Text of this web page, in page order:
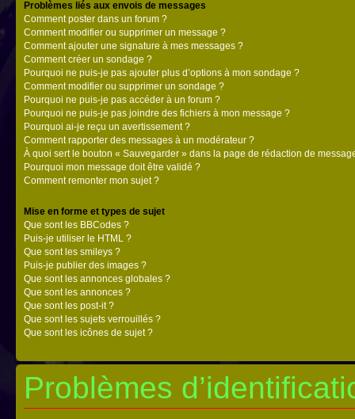
Problèmes liés aux envois de messages
Comment poster dans un forum ?
Comment modifier ou supprimer un message ?
Comment ajouter une signature à mes messages ?
Comment créer un sondage ?
Pourquoi ne puis-je pas ajouter plus d’options à mon sondage ?
Comment modifier ou supprimer un sondage ?
Pourquoi ne puis-je pas accéder à un forum ?
Pourquoi ne puis-je pas joindre des fichiers à mon message ?
Pourquoi ai-je reçu un avertissement ?
Comment rapporter des messages à un modérateur ?
À quoi sert le bouton « Sauvegarder » dans la page de rédaction de
Pourquoi mon message doit être validé ?
Comment remonter mon sujet ?
Mise en forme et types de sujet
Que sont les BBCodes ?
Puis-je utiliser le HTML ?
Que sont les smileys ?
Puis-je publier des images ?
Que sont les annonces globales ?
Que sont les annonces ?
Que sont les post-it ?
Que sont les sujets verrouillés ?
Que sont les icônes de sujet ?
Problèmes